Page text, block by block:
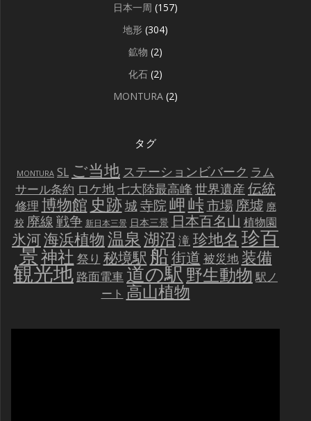
日本一周 (157)
地形 (304)
鉱物 (2)
化石 (2)
MONTURA (2)
タグ
MONTURA SL ご当地 ステーションビバーク ラム
サール条約 ロケ地七大陸最高峰 世界遺産 伝統
修理 博物館 史跡城寺院岬峠市場 廃墟 廃
校 廃線戦争 新日本三景 日本三景 日本百名山 植物園
氷河海浜植物温泉湖沼 滝珍地名 珍百
景神社 祭り 秘境駅船街道 被災地 装備
観光地 路面電車道の駅野生動物 駅ノ
ート 高山植物